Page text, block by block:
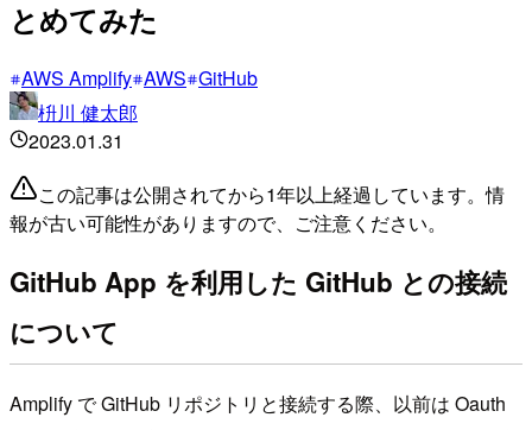
とめてみた
AWS Amplify AWS GitHub
枡川 健太郎
2023.01.31
この記事は公開されてから1年以上経過しています。情
報が古い可能性がありますので、ご注意ください。
GitHub App を利用した GitHub との接続
について
Amplify で GitHub リポジトリと接続する際、以前は Oauth